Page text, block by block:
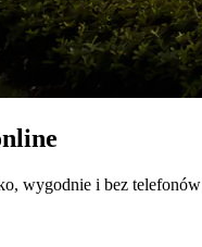
wygodnie i bez telefonów